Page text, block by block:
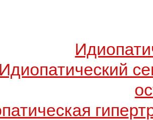
Идиопатический